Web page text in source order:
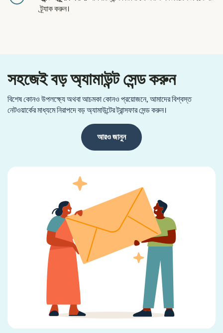
ট্র্যাক করুন।
সহজেই বড় অ্যামাউন্ট সেন্ড করুন
বিশেষ কোনও উপলক্ষ্যে অথবা আচমকা কোনও প্রয়োজনে, আমাদের বিশ্বস্ত
নেটওয়ার্কের মাধ্যমে নিরাপদে বড় অ্যামাউন্টের ট্রান্সফার সেন্ড করুন।
আরও জানুন